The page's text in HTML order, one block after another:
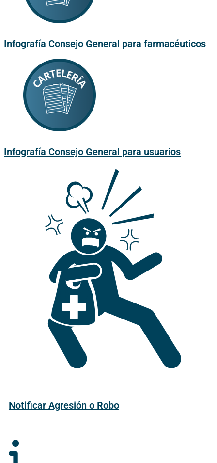
Infografía Consejo General para farmacéuticos
Infografía Consejo General para usuarios
Notificar Agresión o Robo